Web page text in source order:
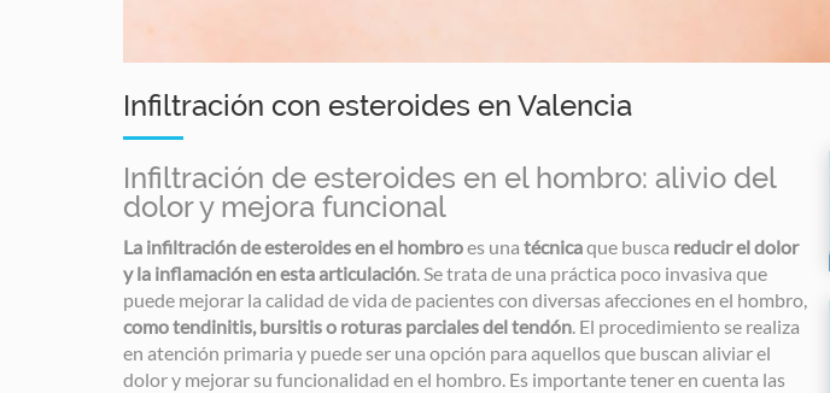
Infiltración con esteroides en Valencia
Infiltración de esteroides en el hombro: alivio del
dolor y mejora funcional
La infiltración de esteroides en el hombroes una técnicaque busca reducir el dolor
y la inflamación en esta articulación. Se trata de una práctica poco invasiva que
puede mejorar la calidad de vida de pacientes con diversas afecciones en el hombro,
como tendinitis, bursitis o roturas parciales del tendón. El procedimiento se realiza
en atención primaria y puede ser una opción para aquellos que buscan aliviar el
dolor y mejorar su funcionalidad en el hombro. Es importante tener en cuenta las